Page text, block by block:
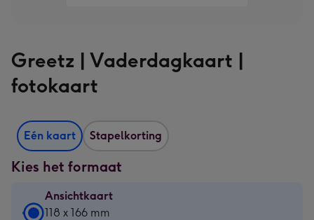
Greetz | Vaderdagkaart |
fotokaart
Eén kaart Stapelkorting
Kies het formaat
Ansichtkaart
Ansichtkaart
118 x 166 mm